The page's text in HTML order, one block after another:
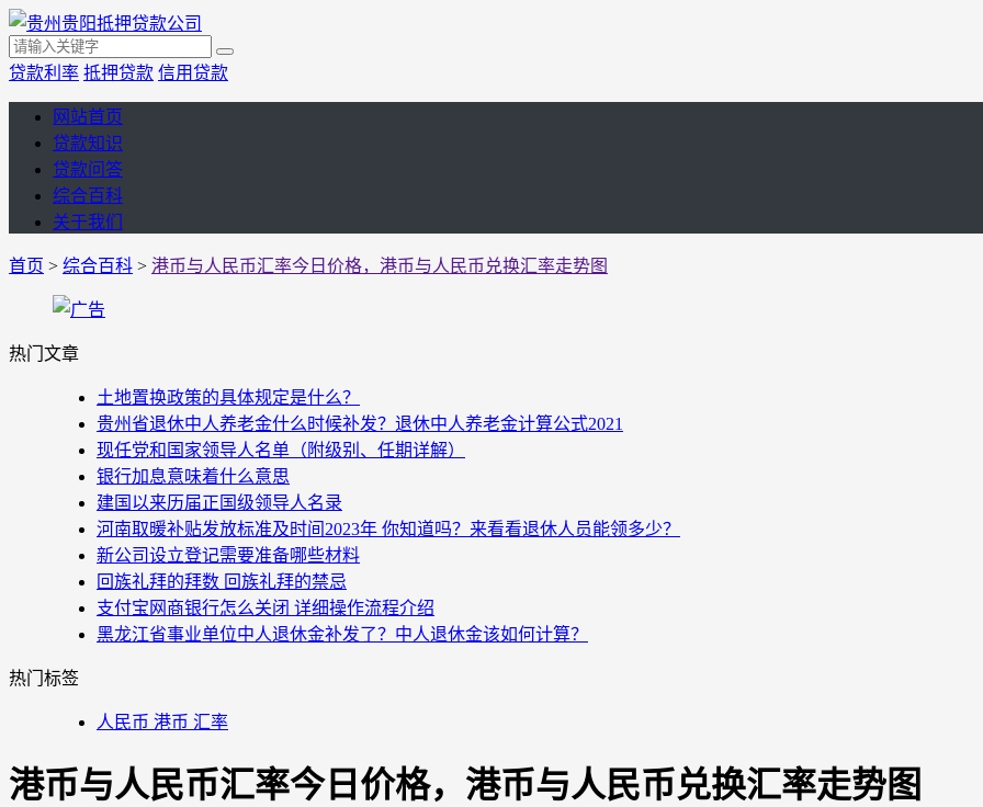
贷款利率 抵押贷款 信用贷款
网站首页
贷款知识
贷款问答
综合百科
关于我们
首页 > 综合百科 > 港币与人民币汇率今日价格，港币与人民币兑换汇率走势图
热门文章
土地置换政策的具体规定是什么？
贵州省退休中人养老金什么时候补发？退休中人养老金计算公式2021
现任党和国家领导人名单（附级别、任期详解）
银行加息意味着什么意思
建国以来历届正国级领导人名录
河南取暖补贴发放标准及时间2023年 你知道吗？来看看退休人员能领多少？
新公司设立登记需要准备哪些材料
回族礼拜的拜数 回族礼拜的禁忌
支付宝网商银行怎么关闭 详细操作流程介绍
黑龙江省事业单位中人退休金补发了？中人退休金该如何计算？
热门标签
人民币 港币 汇率
港币与人民币汇率今日价格，港币与人民币兑换汇率走势图